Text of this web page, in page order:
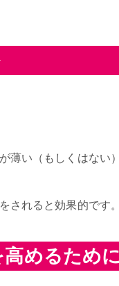
薄い（もしくはない
をされると効果的です
めるため